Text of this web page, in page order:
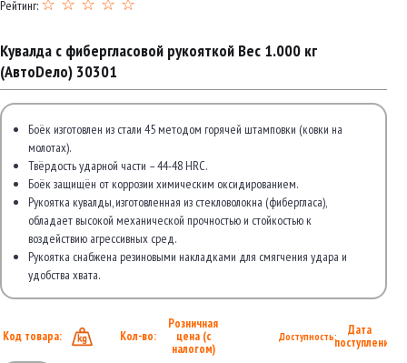
Рейтинг:
Кувалда с фибергласовой рукояткой Вес 1.000 кг
(АвтоDело) 30301
Боёк изготовлен из стали 45 методом горячей штамповки (ковки на
молотах).
Твёрдость ударной части – 44-48 HRC.
Боёк защищён от коррозии химическим оксидированием.
Рукоятка кувалды, изготовленная из стекловолокна (фибергласа),
обладает высокой механической прочностью и стойкостью к
воздействию агрессивных сред.
Рукоятка снабжена резиновыми накладками для смягчения удара и
удобства хвата.
Код товара: Кол-во:
Розничная
цена (с
налогом)
Доступность:
Дата
поступления